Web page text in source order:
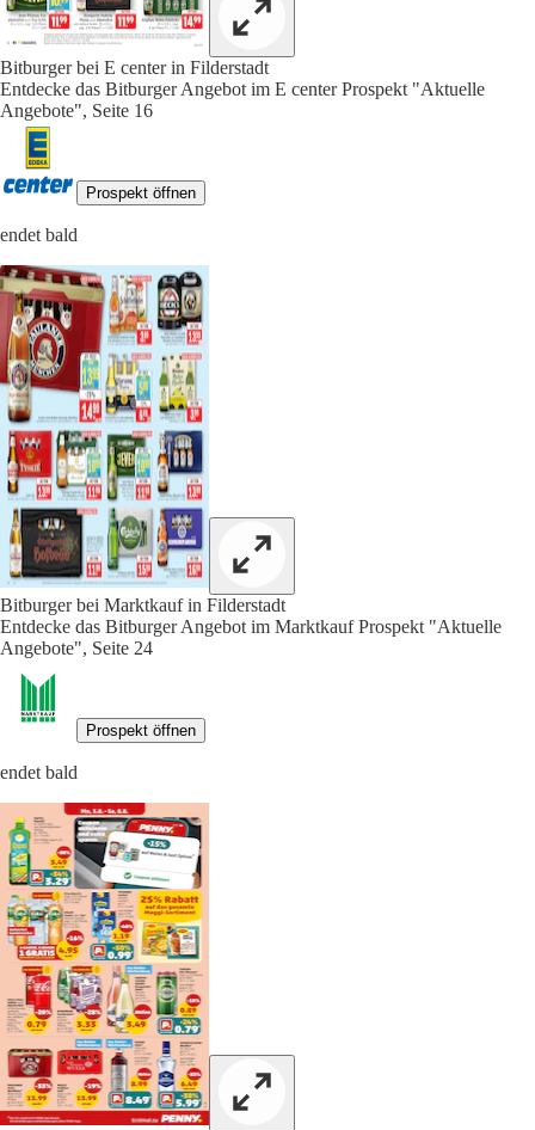
Bitburger bei E center in Filderstadt
Entdecke das Bitburger Angebot im E center Prospekt "Aktuelle
Angebote", Seite 16
Prospekt öffnen
endet bald
Bitburger bei Marktkauf in Filderstadt
Entdecke das Bitburger Angebot im Marktkauf Prospekt "Aktuelle
Angebote", Seite 24
Prospekt öffnen
endet bald